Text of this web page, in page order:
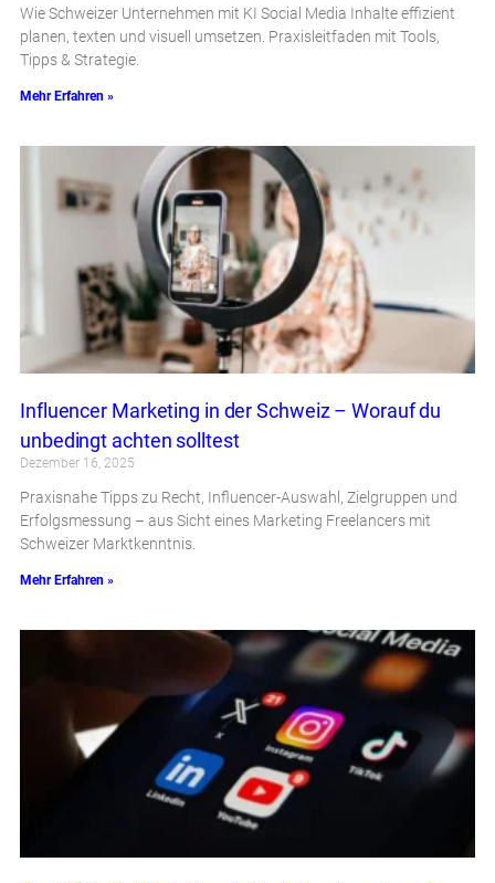
Wie Schweizer Unternehmen mit KI Social Media Inhalte effizient
planen, texten und visuell umsetzen. Praxisleitfaden mit Tools,
Tipps & Strategie.
Mehr Erfahren »
Influencer Marketing in der Schweiz – Worauf du
unbedingt achten solltest
Dezember 16, 2025
Praxisnahe Tipps zu Recht, Influencer-Auswahl, Zielgruppen und
Erfolgsmessung – aus Sicht eines Marketing Freelancers mit
Schweizer Marktkenntnis.
Mehr Erfahren »